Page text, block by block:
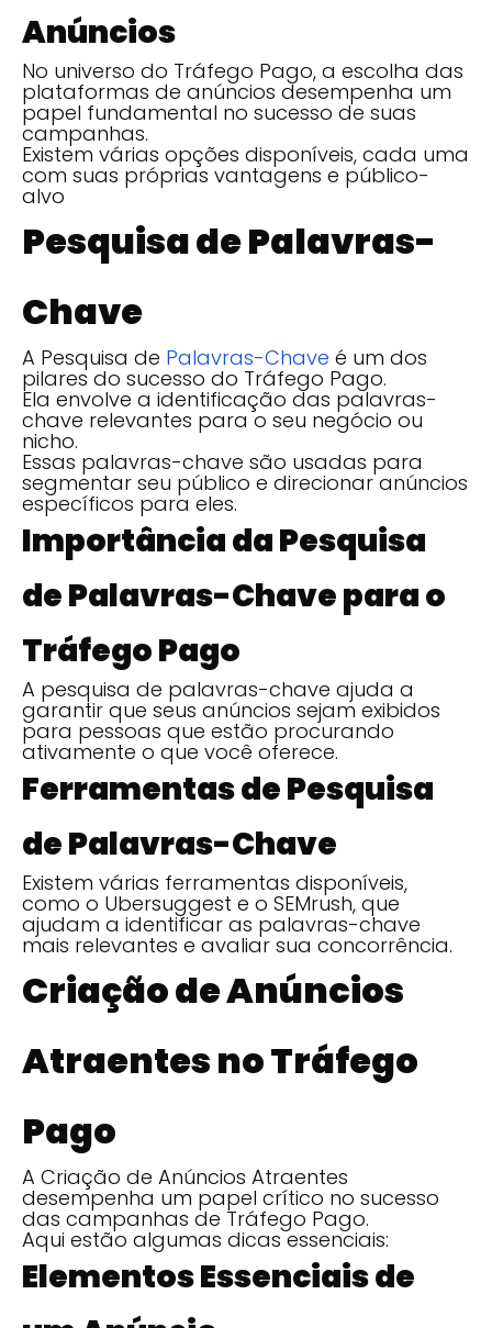
Anúncios
No universo do Tráfego Pago, a escolha das
plataformas de anúncios desempenha um
papel fundamental no sucesso de suas
campanhas.
Existem várias opções disponíveis, cada uma
com suas próprias vantagens e público-
alvo
Pesquisa de Palavras-
Chave
A Pesquisa de Palavras-Chave é um dos
pilares do sucesso do Tráfego Pago.
Ela envolve a identificação das palavras-
chave relevantes para o seu negócio ou
nicho.
Essas palavras-chave são usadas para
segmentar seu público e direcionar anúncios
específicos para eles.
Importância da Pesquisa
de Palavras-Chave para o
Tráfego Pago
A pesquisa de palavras-chave ajuda a
garantir que seus anúncios sejam exibidos
para pessoas que estão procurando
ativamente o que você oferece.
Ferramentas de Pesquisa
de Palavras-Chave
Existem várias ferramentas disponíveis,
como o Ubersuggest e o SEMrush, que
ajudam a identificar as palavras-chave
mais relevantes e avaliar sua concorrência.
Criação de Anúncios
Atraentes no Tráfego
Pago
A Criação de Anúncios Atraentes
desempenha um papel crítico no sucesso
das campanhas de Tráfego Pago.
Aqui estão algumas dicas essenciais:
Elementos Essenciais de